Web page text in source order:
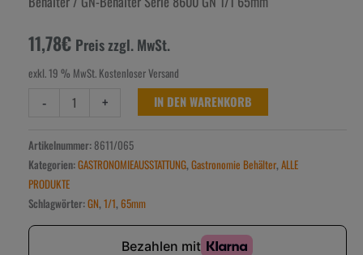
11,78€ Preis zzgl. MwSt.
exkl. 19 % MwSt. Kostenloser Versand
- + IN DEN WARENKORB
Artikelnummer: 8611/065
Kategorien:GASTRONOMIEAUSSTATTUNG, Gastronomie Behälter, ALLE
PRODUKTE
Schlagwörter:GN, 1/1, 65mm